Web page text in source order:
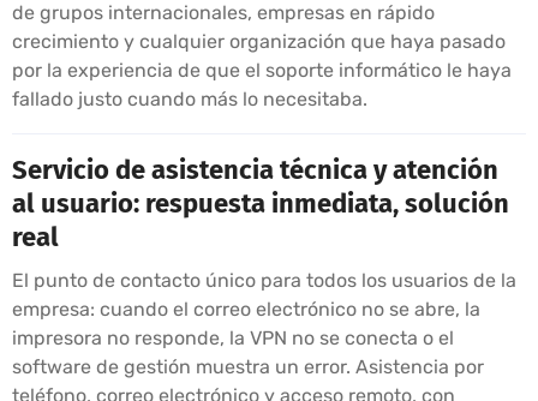
de grupos internacionales, empresas en rápido
crecimiento y cualquier organización que haya pasado
por la experiencia de que el soporte informático le haya
fallado justo cuando más lo necesitaba.
Servicio de asistencia técnica y atención
al usuario: respuesta inmediata, solución
real
El punto de contacto único para todos los usuarios de la
empresa: cuando el correo electrónico no se abre, la
impresora no responde, la VPN no se conecta o el
software de gestión muestra un error. Asistencia por
teléfono, correo electrónico y acceso remoto, con